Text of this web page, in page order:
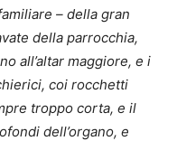
– della gran
della parrocchia,
all’altar maggiore, e i
coi rocchetti
troppo corta, e il
dell’organo, e